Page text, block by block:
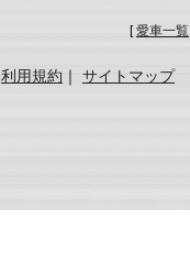
[愛車一覧
利用規約 ｜ サイトマップ